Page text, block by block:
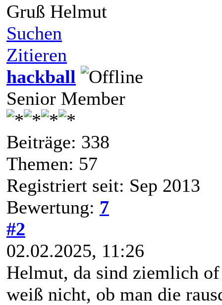
Gruß Helmut
Suchen
Zitieren
hackball
Senior Member
Beiträge: 338
Themen: 57
Registriert seit: Sep 2013
Bewertung: 7
#2
02.02.2025, 11:26
Helmut, da sind ziemlich
weiß nicht, ob man die